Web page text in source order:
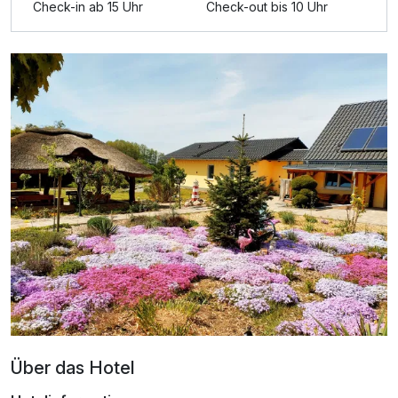
p.P. ab129,00 €
Spreewald Schlaffass Nr. 2 mit "Sonnenaufgang
Blick"
2 Erwachsene und 3 Kinder
Check-in ab 15 Uhr Check-out bis 10 Uhr
Über das Hotel